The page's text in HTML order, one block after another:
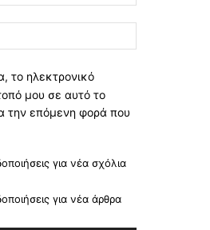
το ηλεκτρονικό
μου σε αυτό το
την επόμενη φορά που
για νέα σχόλια
για νέα άρθρα